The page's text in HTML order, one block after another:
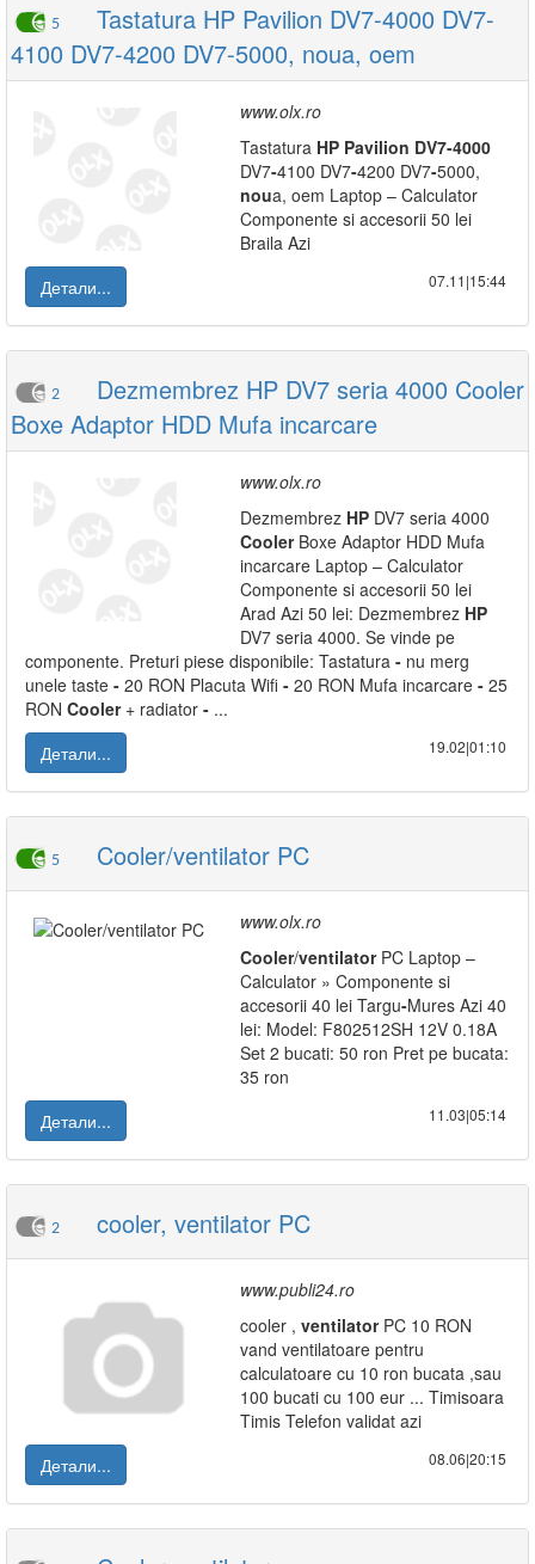
5
Tastatura HP Pavilion DV7-4000 DV7-
4100 DV7-4200 DV7-5000, noua, oem
www.olx.ro
Tastatura HP Pavilion DV7-4000
DV7-4100 DV7-4200 DV7-5000,
noua, oem Laptop – Calculator
Componente si accesorii 50 lei
Braila Azi
Детали...
07.11|15:44
2
Dezmembrez HP DV7 seria 4000 Cooler
Boxe Adaptor HDD Mufa incarcare
www.olx.ro
Dezmembrez HP DV7 seria 4000
CoolerBoxe Adaptor HDD Mufa
incarcare Laptop – Calculator
Componente si accesorii 50 lei
Arad Azi 50 lei: Dezmembrez HP
DV7 seria 4000. Se vinde pe
componente. Preturi piese disponibile: Tastatura - nu merg
unele taste - 20 RON Placuta Wifi - 20 RON Mufa incarcare - 25
RON Cooler+ radiator - ...
Детали...
19.02|01:10
5 Cooler/ventilator PC
www.olx.ro
Cooler/ventilatorPC Laptop –
Calculator » Componente si
accesorii 40 lei Targu-Mures Azi 40
lei: Model: F802512SH 12V 0.18A
Set 2 bucati: 50 ron Pret pe bucata:
35 ron
Детали...
11.03|05:14
2 cooler, ventilator PC
www.publi24.ro
cooler , ventilatorPC 10 RON
vand ventilatoare pentru
calculatoare cu 10 ron bucata ,sau
100 bucati cu 100 eur ... Timisoara
Timis Telefon validat azi
Детали...
08.06|20:15